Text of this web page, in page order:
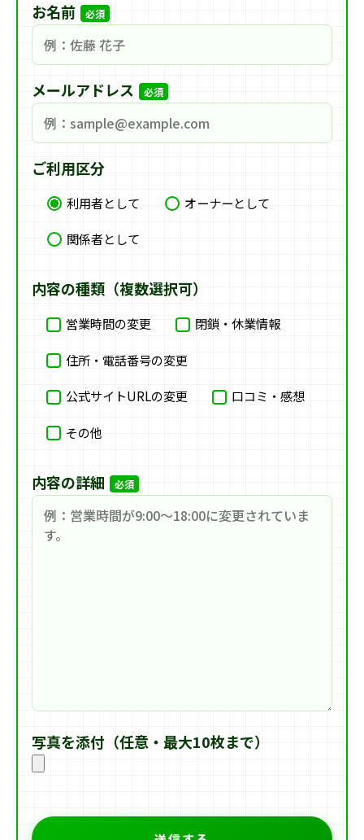
お名前 必須
メールアドレス 必須
ご利用区分
利用者として
オーナーとして
関係者として
内容の種類（複数選択可）
営業時間の変更 閉鎖・休業情報
住所・電話番号の変更
公式サイトURLの変更 口コミ・感想
その他
内容の詳細 必須
写真を添付（任意・最大10枚まで）